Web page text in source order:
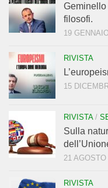
Geminello
filosofi.
19
RIVISTA
15
RIVISTA/
Sulla
21 AGOSTO
RIVISTA